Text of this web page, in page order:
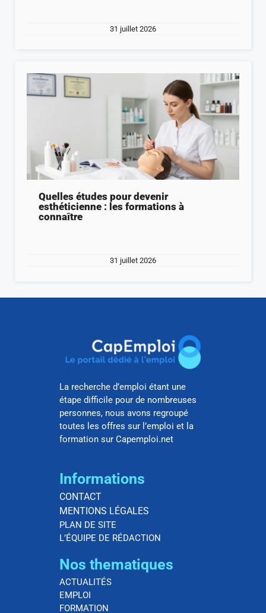
31 juillet 2026
Quelles études pour devenir
esthéticienne : les formations à
connaître
31 juillet 2026
La recherche d’emploi étant une
étape difficile pour de nombreuses
personnes, nous avons regroupé
toutes les offres sur l’emploi et la
formation sur Capemploi.net
Informations
CONTACT
MENTIONS LÉGALES
PLAN DE SITE
L’ÉQUIPE DE RÉDACTION
Nos thematiques
ACTUALITÉS
EMPLOI
FORMATION